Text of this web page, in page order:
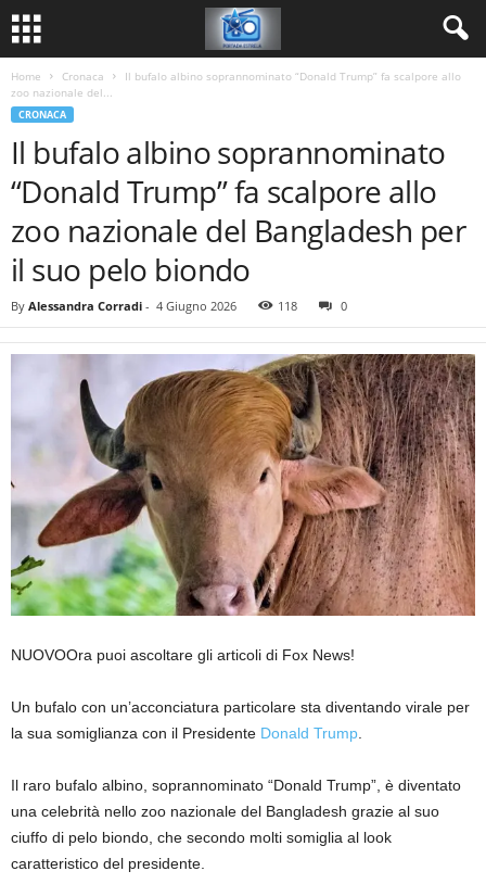
Home Cronaca
Il bufalo albino soprannominato “Donald Trump” fa scalpore allo
zoo nazionale del...
CRONACA
Il bufalo albino soprannominato
“Donald Trump” fa scalpore allo
zoo nazionale del Bangladesh per
il suo pelo biondo
By Alessandra Corradi - 4 Giugno 2026 118 0
NUOVOOra puoi ascoltare gli articoli di Fox News!
Un bufalo con un’acconciatura particolare sta diventando virale per
la sua somiglianza con il Presidente Donald Trump
Il raro bufalo albino, soprannominato “Donald Trump”, è diventato
una celebrità nello zoo nazionale del Bangladesh grazie al suo
ciuffo di pelo biondo, che secondo molti somiglia al look
caratteristico del presidente.